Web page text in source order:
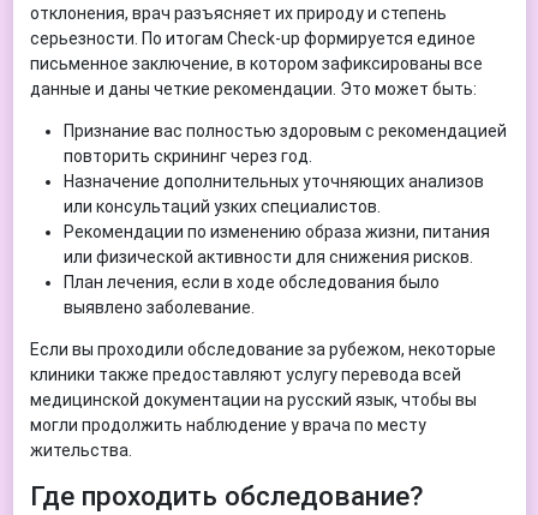
отклонения, врач разъясняет их природу и степень
серьезности. По итогам Check-up формируется единое
письменное заключение, в котором зафиксированы все
данные и даны четкие рекомендации. Это может быть:
Признание вас полностью здоровым с рекомендацией
повторить скрининг через год.
Назначение дополнительных уточняющих анализов
или консультаций узких специалистов.
Рекомендации по изменению образа жизни, питания
или физической активности для снижения рисков.
План лечения, если в ходе обследования было
выявлено заболевание.
Если вы проходили обследование за рубежом, некоторые
клиники также предоставляют услугу перевода всей
медицинской документации на русский язык, чтобы вы
могли продолжить наблюдение у врача по месту
жительства.
Где проходить обследование?